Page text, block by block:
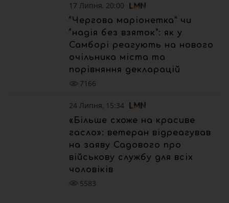
17 Липня, 20:00
“Чергова маріонетка” чи
“надія без взяток”: як у
Самборі реагують на нового
очільника міста та
порівняння декларацій
7166
24 Липня, 15:34
«Більше схоже на красиве
гасло»: ветеран відреагував
на заяву Садового про
військову службу для всіх
чоловіків
5583